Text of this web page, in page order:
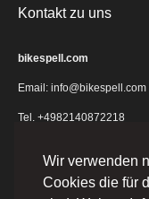
Wir verwenden
Cookies die für
Kontakt zu uns
bikespell.com
Email: info@bikespell.com
Tel. +4982140872218